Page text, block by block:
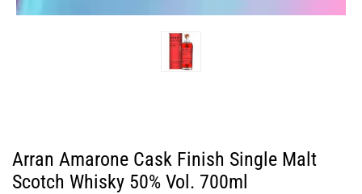
Arran Amarone Cask Finish Single Malt
Scotch Whisky 50% Vol. 700ml